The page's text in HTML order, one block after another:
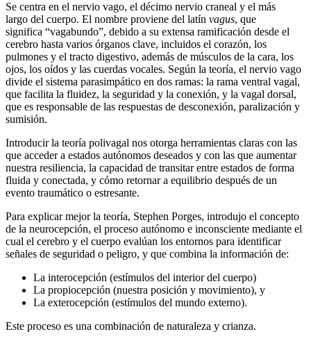
Se centra en el nervio vago, el décimo nervio craneal y el más
largo del cuerpo. El nombre proviene del latín vagus, que
significa “vagabundo”, debido a su extensa ramificación desde el
cerebro hasta varios órganos clave, incluidos el corazón, los
pulmones y el tracto digestivo, además de músculos de la cara, los
ojos, los oídos y las cuerdas vocales. Según la teoría, el nervio vago
divide el sistema parasimpático en dos ramas: la rama ventral vagal,
que facilita la fluidez, la seguridad y la conexión, y la vagal dorsal,
que es responsable de las respuestas de desconexión, paralización y
sumisión.
Introducir la teoría polivagal nos otorga herramientas claras con las
que acceder a estados autónomos deseados y con las que aumentar
nuestra resiliencia, la capacidad de transitar entre estados de forma
fluida y conectada, y cómo retornar a equilibrio después de un
evento traumático o estresante.
Para explicar mejor la teoría, Stephen Porges, introdujo el concepto
de la neurocepción, el proceso autónomo e inconsciente mediante el
cual el cerebro y el cuerpo evalúan los entornos para identificar
señales de seguridad o peligro, y que combina la información de:
La interocepción (estímulos del interior del cuerpo)
La propiocepción (nuestra posición y movimiento), y
La exterocepción (estímulos del mundo externo).
Este proceso es una combinación de naturaleza y crianza.